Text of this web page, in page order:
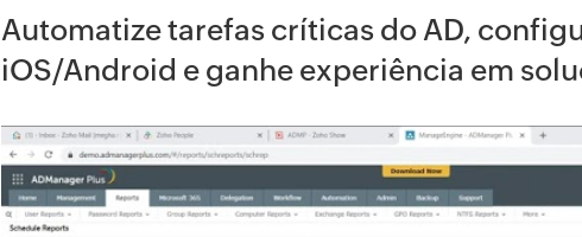
Automatize tarefas críticas do AD,
iOS/Android e ganhe experiência em